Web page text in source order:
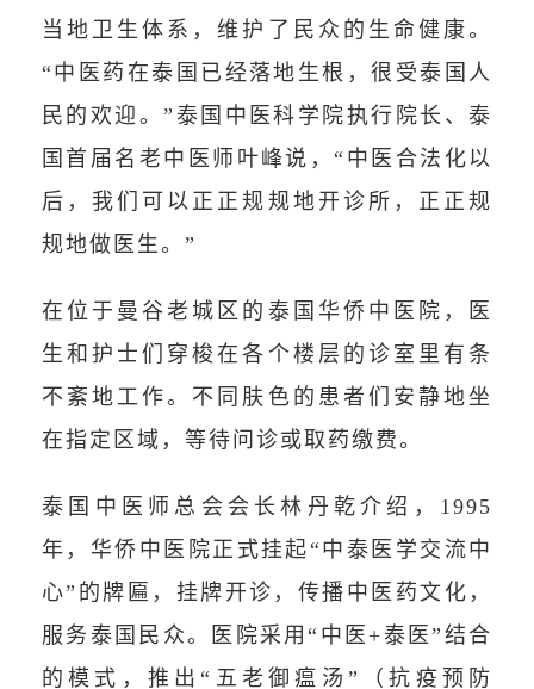
当地卫生体系，维护了民众的生命健康。
“中医药在泰国已经落地生根，很受泰国人
民的欢迎。”泰国中医科学院执行院长、泰
国首届名老中医师叶峰说，“中医合法化以
后，我们可以正正规规地开诊所，正正规
规地做医生。”
在位于曼谷老城区的泰国华侨中医院，医
生和护士们穿梭在各个楼层的诊室里有条
不紊地工作。不同肤色的患者们安静地坐
在指定区域，等待问诊或取药缴费。
泰国中医师总会会长林丹乾介绍，1995
年，华侨中医院正式挂起“中泰医学交流中
心”的牌匾，挂牌开诊，传播中医药文化，
服务泰国民众。医院采用“中医+泰医”结合
的模式，推出“五老御瘟汤”（抗疫预防